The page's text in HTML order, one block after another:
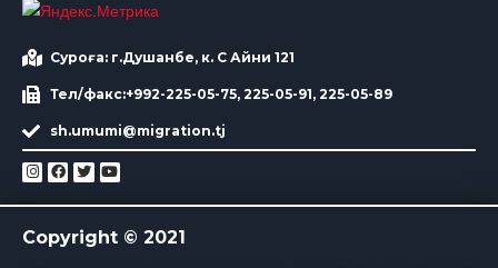
Суроға: г.Душанбе, к. С Айни 121
Тел/факс:+992-225-05-75, 225-05-91, 225-05-89
sh.umumi@migration.tj
Copyright © 2021